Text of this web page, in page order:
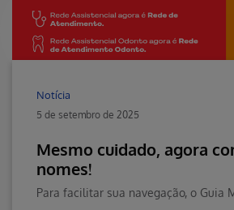
Notícia
5 de setembro de 2025
Mesmo cuidado, agora
nomes!